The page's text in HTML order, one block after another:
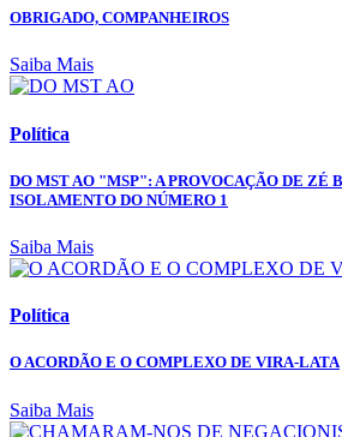
OBRIGADO, COMPANHEIROS
Saiba Mais
Política
DO MST AO "MSP": A PROVOCAÇÃO DE ZÉ
ISOLAMENTO DO NÚMERO 1
Saiba Mais
Política
O ACORDÃO E O COMPLEXO DE VIRA-LATA
Saiba Mais